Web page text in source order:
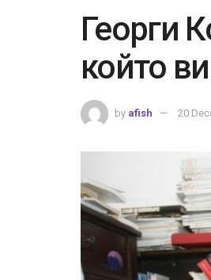
Георги
който
by afish 20